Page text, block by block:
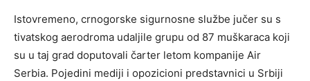
Istovremeno, crnogorske sigurnosne službe jučer su s
tivatskog aerodroma udaljile grupu od 87 muškaraca koji
su u taj grad doputovali čarter letom kompanije Air
Serbia. Pojedini mediji i opozicioni predstavnici u Srbiji